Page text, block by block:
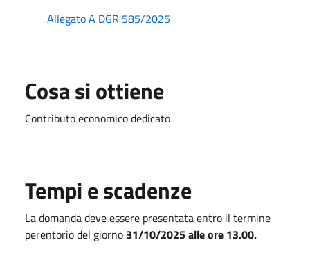
Allegato A DGR 585/2025
Cosa si ottiene
Contributo economico dedicato
Tempi e scadenze
La domanda deve essere presentata entro il termine
perentorio del giorno 31/10/2025 alle ore 13.00.